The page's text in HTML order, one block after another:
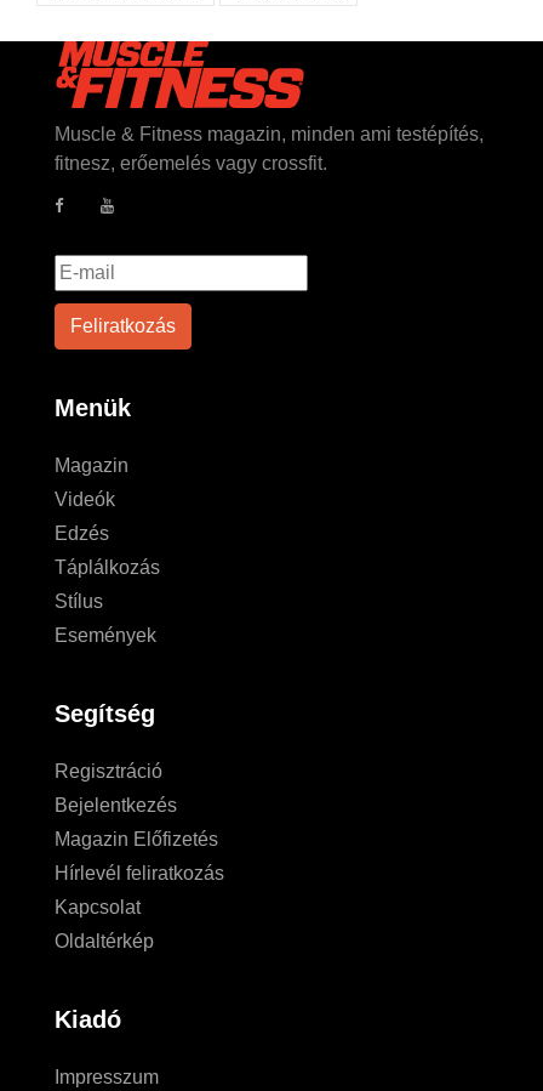
Muscle & Fitness magazin, minden ami testépítés,
fitnesz, erőemelés vagy crossfit.
Menük
Magazin
Videók
Edzés
Táplálkozás
Stílus
Események
Segítség
Regisztráció
Bejelentkezés
Magazin Előfizetés
Hírlevél feliratkozás
Kapcsolat
Oldaltérkép
Kiadó
Impresszum